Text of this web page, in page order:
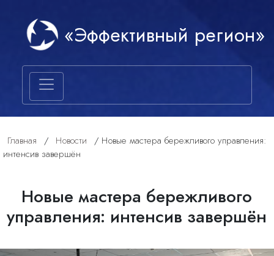
«Эффективный регион»
Главная / Новости / Новые мастера бережливого управления:
интенсив завершён
Новые мастера бережливого
управления: интенсив завершён